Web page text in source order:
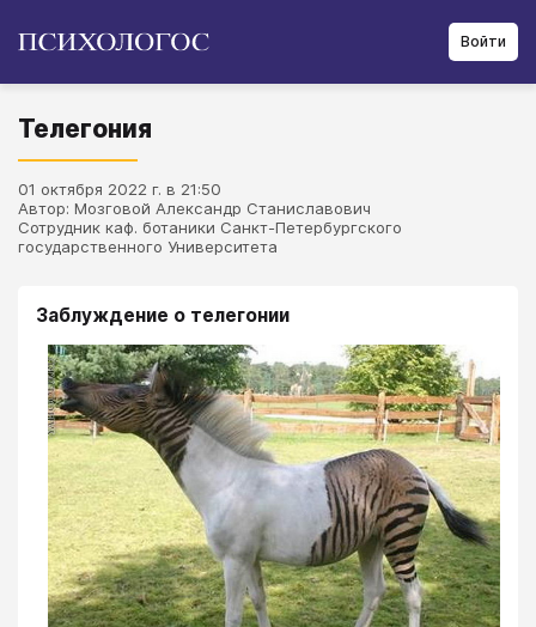
Войти
Телегония
01 октября 2022 г. в 21:50
Автор: Мозговой Александр Станиславович
Сотрудник каф. ботаники Санкт-Петербургского
государственного Университета
Заблуждение о телегонии